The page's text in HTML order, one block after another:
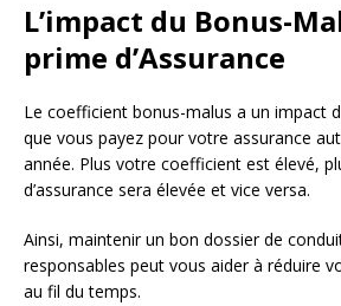
L’impact du Bonus-
prime d’Assurance
Le coefficient bonus-malus a un impact
que vous payez pour votre assurance
année. Plus votre coefficient est élevé,
d’assurance sera élevée et vice versa.
Ainsi, maintenir un bon dossier de
responsables peut vous aider à réduire
au fil du temps.